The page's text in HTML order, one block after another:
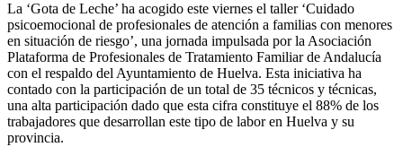
La ‘Gota de Leche’ ha acogido este viernes el taller ‘Cuidado
psicoemocional de profesionales de atención a familias con menores
en situación de riesgo’, una jornada impulsada por la Asociación
Plataforma de Profesionales de Tratamiento Familiar de Andalucía
con el respaldo del Ayuntamiento de Huelva. Esta iniciativa ha
contado con la participación de un total de 35 técnicos y técnicas,
una alta participación dado que esta cifra constituye el 88% de los
trabajadores que desarrollan este tipo de labor en Huelva y su
provincia.